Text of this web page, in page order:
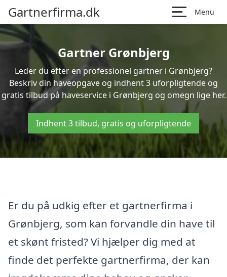
Gartnerfirma.dk Menu
Gartner Grønbjerg
Leder du efter en professionel gartner i Grønbjerg?
Beskriv din haveopgave og indhent 3 uforpligtende og
gratis tilbud på haveservice i Grønbjerg og omegn lige her.
Indhent 3 tilbud, gratis og uforpligtende
Er du på udkig efter et gartnerfirma i
Grønbjerg, som kan forvandle din have til
et skønt fristed? Vi hjælper dig med at
finde det perfekte gartnerfirma, der kan